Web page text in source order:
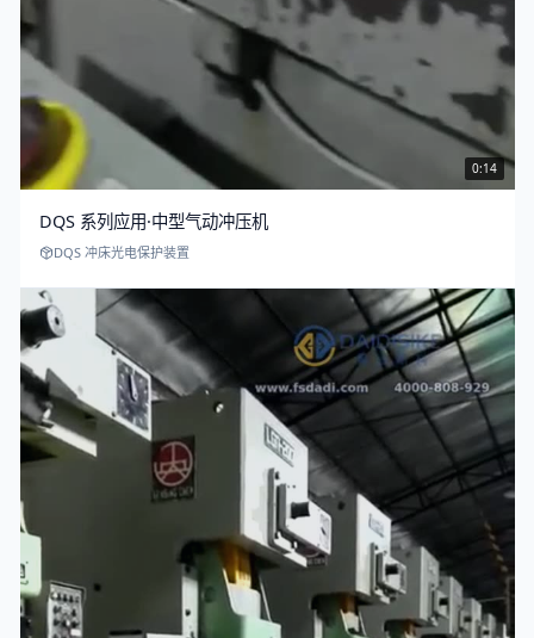
0:14
DQS 系列应用·中型气动冲压机
DQS 冲床光电保护装置